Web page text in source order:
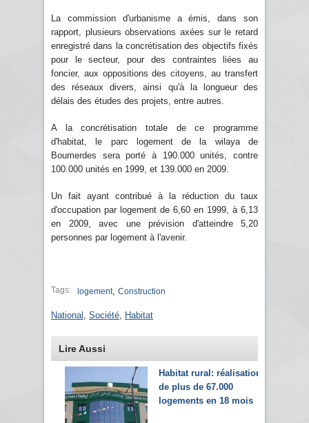
La commission d'urbanisme a émis, dans son
rapport, plusieurs observations axées sur le retard
enregistré dans la concrétisation des objectifs fixés
pour le secteur, pour des contraintes liées au
foncier, aux oppositions des citoyens, au transfert
des réseaux divers, ainsi qu'à la longueur des
délais des études des projets, entre autres.
A la concrétisation totale de ce programme
d'habitat, le parc logement de la wilaya de
Boumerdes sera porté à 190.000 unités, contre
100.000 unités en 1999, et 139.000 en 2009.
Un fait ayant contribué à la réduction du taux
d'occupation par logement de 6,60 en 1999, à 6,13
en 2009, avec une prévision d'atteindre 5,20
personnes par logement à l'avenir.
Tags: logement, Construction
National Société Habitat
Lire Aussi
Habitat rural: réalisation
de plus de 67.000
logements en 18 mois